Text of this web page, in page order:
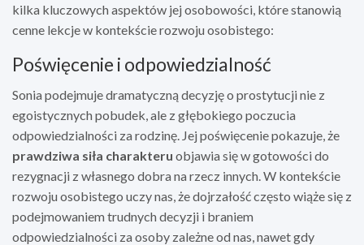
kilka kluczowych aspektów jej osobowości, które stanowią
cenne lekcje w kontekście rozwoju osobistego:
Poświęcenie i odpowiedzialność
Sonia podejmuje dramatyczną decyzję o prostytucji nie z
egoistycznych pobudek, ale z głębokiego poczucia
odpowiedzialności za rodzinę. Jej poświęcenie pokazuje, że
prawdziwa siła charakteru objawia się w gotowości do
rezygnacji z własnego dobra na rzecz innych. W kontekście
rozwoju osobistego uczy nas, że dojrzałość często wiąże się z
podejmowaniem trudnych decyzji i braniem
odpowiedzialności za osoby zależne od nas, nawet gdy